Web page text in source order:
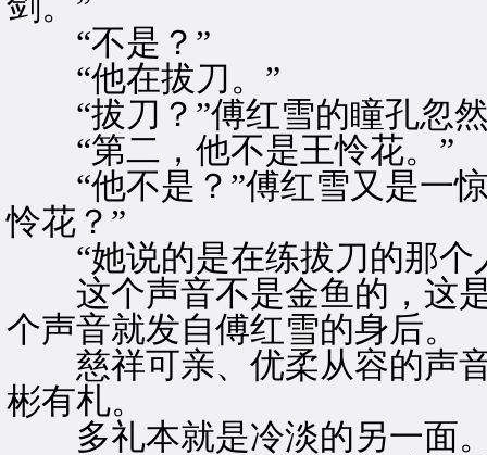
“不是？”
“他在拔刀。”
“拔刀？”傅红雪的瞳孔忽
“第二，他不是王怜花。”
“他不是？”傅红雪又是一惊
怜花？”
“她说的是在练拔刀的那个
这个声音不是金鱼的，这是
个声音就发自傅红雪的身后。
慈祥可亲、优柔从容的声音
彬有札。
多礼本就是冷淡的另一面